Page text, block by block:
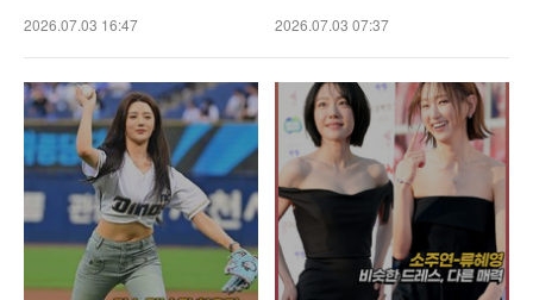
2026.07.03 16:47 2026.07.03 07:37